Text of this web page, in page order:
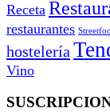
Receta
restaurantes
hostelería
Vino